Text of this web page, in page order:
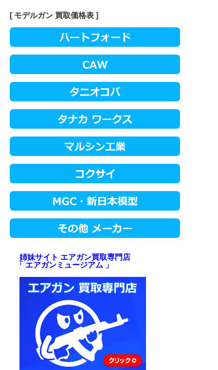
[ モデルガン 買取価格表 ]
姉妹サイト エアガン買取専門店
「 エアガンミュージアム 」